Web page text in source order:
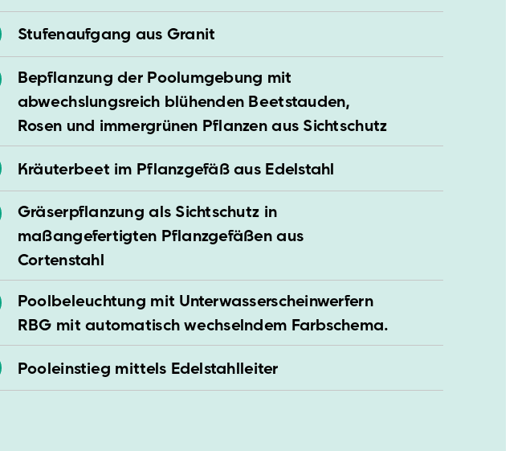
Stufenaufgang aus Granit
Bepflanzung der Poolumgebung mit
abwechslungsreich blühenden Beetstauden,
Rosen und immergrünen Pflanzen aus Sichtschutz
Kräuterbeet im Pflanzgefäß aus Edelstahl
Gräserpflanzung als Sichtschutz in
maßangefertigten Pflanzgefäßen aus
Cortenstahl
Poolbeleuchtung mit Unterwasserscheinwerfern
RBG mit automatisch wechselndem Farbschema.
Pooleinstieg mittels Edelstahlleiter